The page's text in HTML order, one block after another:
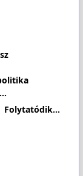
Folytatódik...